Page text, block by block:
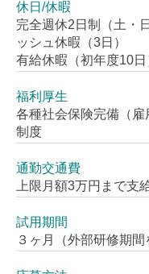
休日/休暇
完全週休2日制（土・
ッシュ休暇（3日）
有給休暇（初年度10
福利厚生
各種社会保険完備（
制度
通勤交通費
上限月額3万円まで支
試用期間
３ヶ月（外部研修期間